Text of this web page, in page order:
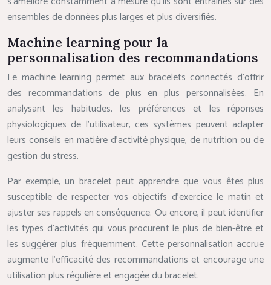
ensembles de données plus larges et plus diversifiés.
Machine learning pour la
personnalisation des recommandations
Le machine learning permet aux bracelets connectés d’offrir
des recommandations de plus en plus personnalisées. En
analysant les habitudes, les préférences et les réponses
physiologiques de l’utilisateur, ces systèmes peuvent adapter
leurs conseils en matière d’activité physique, de nutrition ou de
gestion du stress.
Par exemple, un bracelet peut apprendre que vous êtes plus
susceptible de respecter vos objectifs d’exercice le matin et
ajuster ses rappels en conséquence. Ou encore, il peut identifier
les types d’activités qui vous procurent le plus de bien-être et
les suggérer plus fréquemment. Cette personnalisation accrue
augmente l’efficacité des recommandations et encourage une
utilisation plus régulière et engagée du bracelet.